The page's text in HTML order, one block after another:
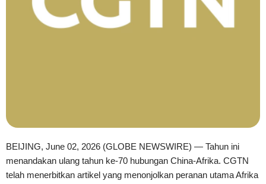
BEIJING, June 02, 2026 (GLOBE NEWSWIRE) — Tahun ini
menandakan ulang tahun ke-70 hubungan China-Afrika. CGTN
telah menerbitkan artikel yang menonjolkan peranan utama Afrika